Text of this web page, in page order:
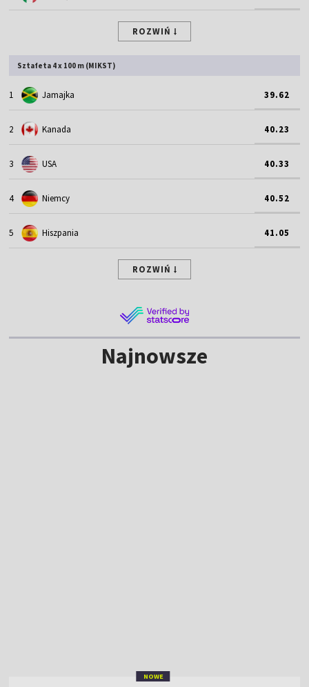
ROZWIŃ
Sztafeta 4 x 100 m (MIKST)
1 Jamajka 39.62
2 Kanada 40.23
3 USA 40.33
4 Niemcy 40.52
5 Hiszpania 41.05
ROZWIŃ
Najnowsze
[WIDEO]